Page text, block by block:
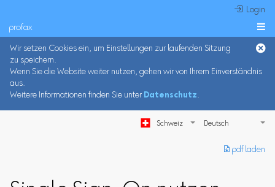
 Login
profax 
Wir setzen Cookies ein, um Einstellungen zur laufenden Sitzung
zu speichern.
Wenn Sie die Website weiter nutzen, gehen wir von Ihrem Einverständnis
aus.
Weitere Informationen finden Sie unter Datenschutz.
Schweiz
︎ pdf laden